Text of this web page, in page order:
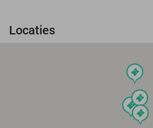
Locaties
events
events
events
events